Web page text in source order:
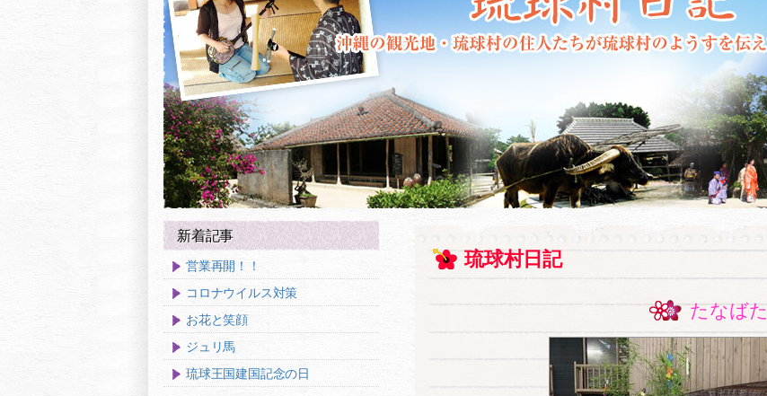
琉球村日記
たなばた
新着記事
営業再開！！
コロナウイルス対策
お花と笑顔
ジュリ馬
琉球王国建国記念の日